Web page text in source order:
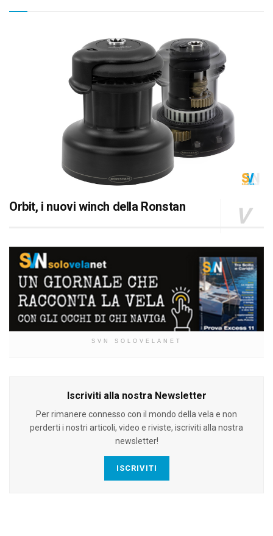
Orbit, i nuovi winch della Ronstan
SVN SOLOVELANET
Iscriviti alla nostra Newsletter
Per rimanere connesso con il mondo della vela e non
perderti i nostri articoli, video e riviste, iscriviti alla nostra
newsletter!
ISCRIVITI